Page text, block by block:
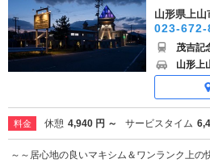
山形県上山
023-672-
茂吉記
山形上
料金 休憩 4,940 円 ～ サービスタイム
～～居心地の良いマキシム＆ワンランク上の